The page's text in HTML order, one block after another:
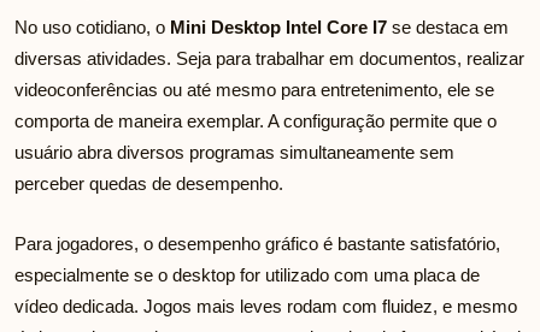
No uso cotidiano, o Mini Desktop Intel Core I7 se destaca em
diversas atividades. Seja para trabalhar em documentos, realizar
videoconferências ou até mesmo para entretenimento, ele se
comporta de maneira exemplar. A configuração permite que o
usuário abra diversos programas simultaneamente sem
perceber quedas de desempenho.
Para jogadores, o desempenho gráfico é bastante satisfatório,
especialmente se o desktop for utilizado com uma placa de
vídeo dedicada. Jogos mais leves rodam com fluidez, e mesmo